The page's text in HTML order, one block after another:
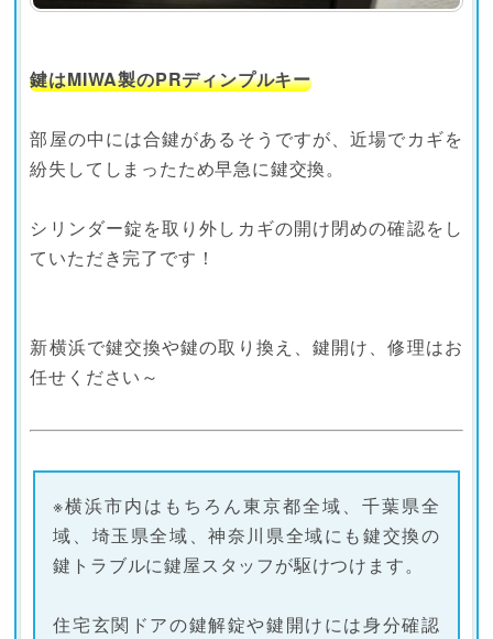
鍵はMIWA製のPRディンプルキー
部屋の中には合鍵があるそうですが、近場でカギを
紛失してしまったため早急に鍵交換。
シリンダー錠を取り外しカギの開け閉めの確認をし
ていただき完了です！
新横浜で鍵交換や鍵の取り換え、鍵開け、修理はお
任せください～
※横浜市内はもちろん東京都全域、千葉県全
域、埼玉県全域、神奈川県全域にも鍵交換の
鍵トラブルに鍵屋スタッフが駆けつけます。
住宅玄関ドアの鍵解錠や鍵開けには身分確認